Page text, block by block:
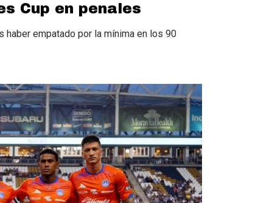
Cup en penales
haber empatado por la mínima en los 90